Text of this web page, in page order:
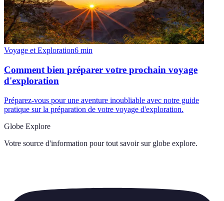
Voyage et Exploration6 min
Comment bien préparer votre prochain voyage
d'exploration
Préparez-vous pour une aventure inoubliable avec notre guide
pratique sur la préparation de votre voyage d'exploration.
Globe Explore
Votre source d'information pour tout savoir sur globe explore.